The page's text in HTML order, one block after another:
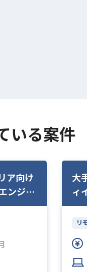
いる案件
ア向け
ンジニ
大
ィ
想
リ